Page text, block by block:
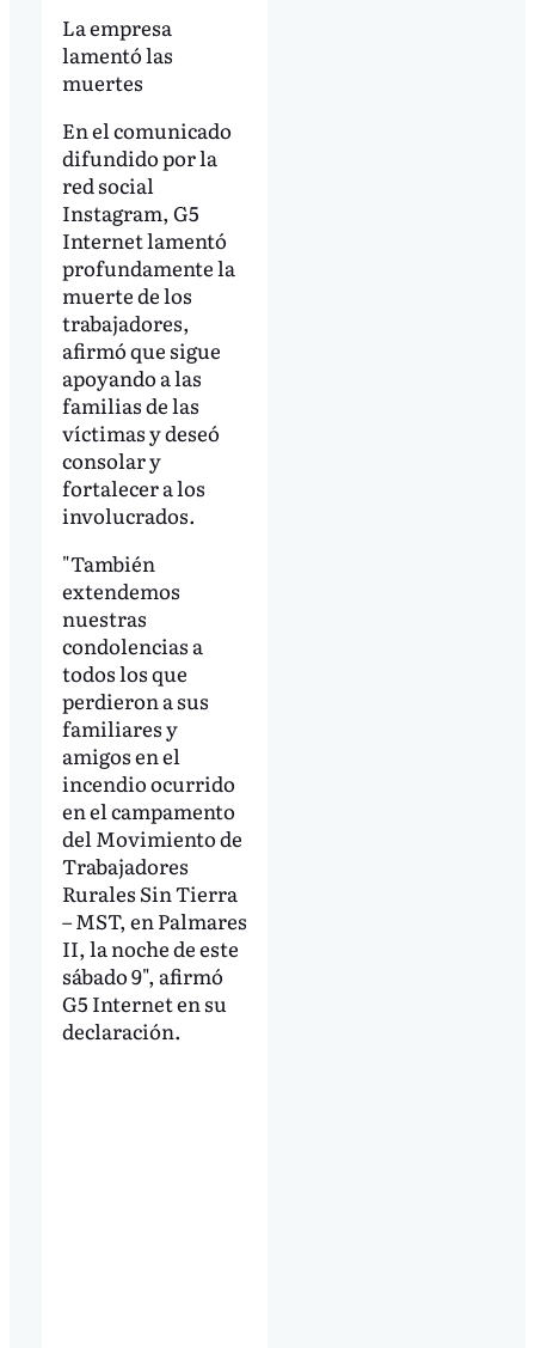
La empresa
lamentó las
muertes
En el comunicado
difundido por la
red social
Instagram, G5
Internet lamentó
profundamente la
muerte de los
trabajadores,
afirmó que sigue
apoyando a las
familias de las
víctimas y deseó
consolar y
fortalecer a los
involucrados.
"También
extendemos
nuestras
condolencias a
todos los que
perdieron a sus
familiares y
amigos en el
incendio ocurrido
en el campamento
del Movimiento de
Trabajadores
Rurales Sin Tierra
– MST, en Palmares
II, la noche de este
sábado 9", afirmó
G5 Internet en su
declaración.